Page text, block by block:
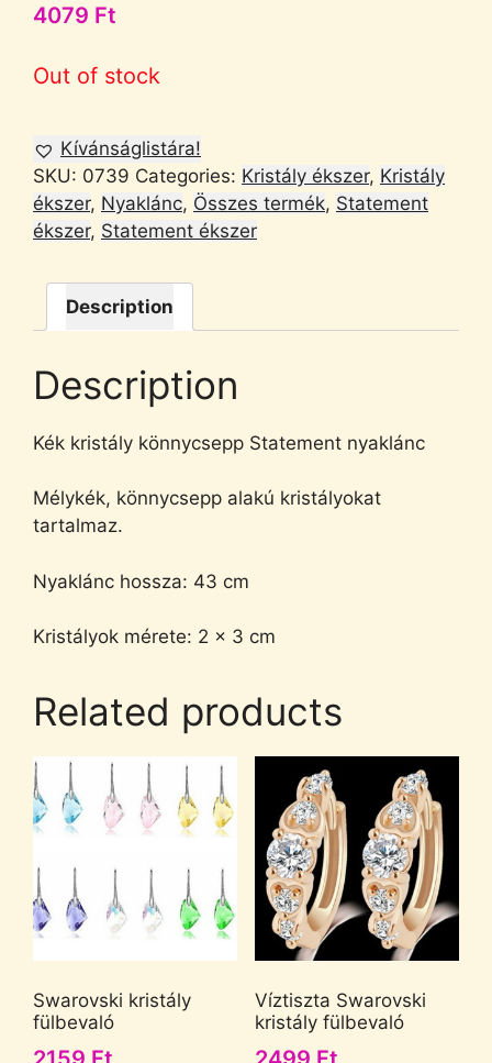
4079 Ft
Out of stock
Kívánságlistára!
SKU: 0739 Categories: Kristály ékszer, Kristály
ékszer, Nyaklánc, Összes termék, Statement
ékszer, Statement ékszer
Description
Description
Kék kristály könnycsepp Statement nyaklánc
Mélykék, könnycsepp alakú kristályokat
tartalmaz.
Nyaklánc hossza: 43 cm
Kristályok mérete: 2 x 3 cm
Related products
Swarovski kristály
fülbevaló
Víztiszta Swarovski
kristály fülbevaló